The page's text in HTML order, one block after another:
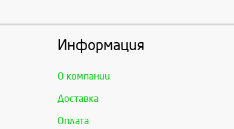
Информация
О компании
Доставка
Оплата